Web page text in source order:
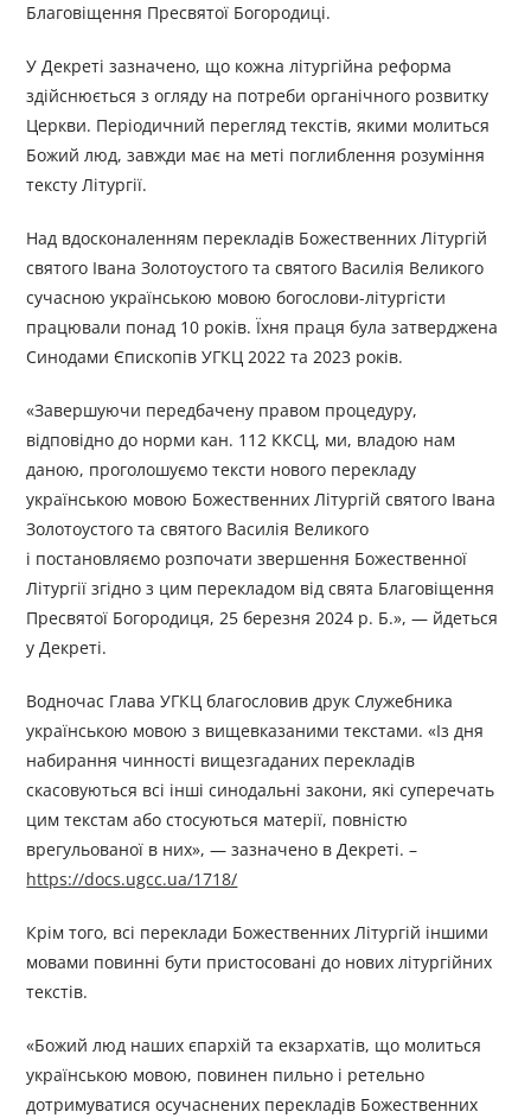
Благовіщення Пресвятої Богородиці.
У Декреті зазначено, що кожна літургійна реформа
здійснюється з огляду на потреби органічного розвитку
Церкви. Періодичний перегляд текстів, якими молиться
Божий люд, завжди має на меті поглиблення розуміння
тексту Літургії.
Над вдосконаленням перекладів Божественних Літургій
святого Івана Золотоустого та святого Василія Великого
сучасною українською мовою богослови-літургісти
працювали понад 10 років. Їхня праця була затверджена
Синодами Єпископів УГКЦ 2022 та 2023 років.
«Завершуючи передбачену правом процедуру,
відповідно до норми кан. 112 ККСЦ, ми, владою нам
даною, проголошуємо тексти нового перекладу
українською мовою Божественних Літургій святого Івана
Золотоустого та святого Василія Великого
і постановляємо розпочати звершення Божественної
Літургії згідно з цим перекладом від свята Благовіщення
Пресвятої Богородиця, 25 березня 2024 р. Б.», — йдеться
у Декреті.
Водночас Глава УГКЦ благословив друк Служебника
українською мовою з вищевказаними текстами. «Із дня
набирання чинності вищезгаданих перекладів
скасовуються всі інші синодальні закони, які суперечать
цим текстам або стосуються матерії, повністю
врегульованої в них», — зазначено в Декреті. –
https://docs.ugcc.ua/1718/
Крім того, всі переклади Божественних Літургій іншими
мовами повинні бути пристосовані до нових літургійних
текстів.
«Божий люд наших єпархій та екзархатів, що молиться
українською мовою, повинен пильно і ретельно
дотримуватися осучаснених перекладів Божественних